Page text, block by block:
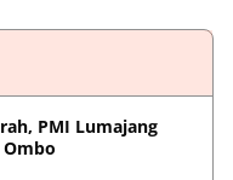
PMI Lumajang